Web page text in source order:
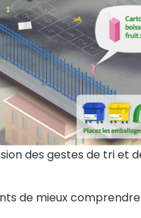
des gestes de tri et
de mieux comprendre